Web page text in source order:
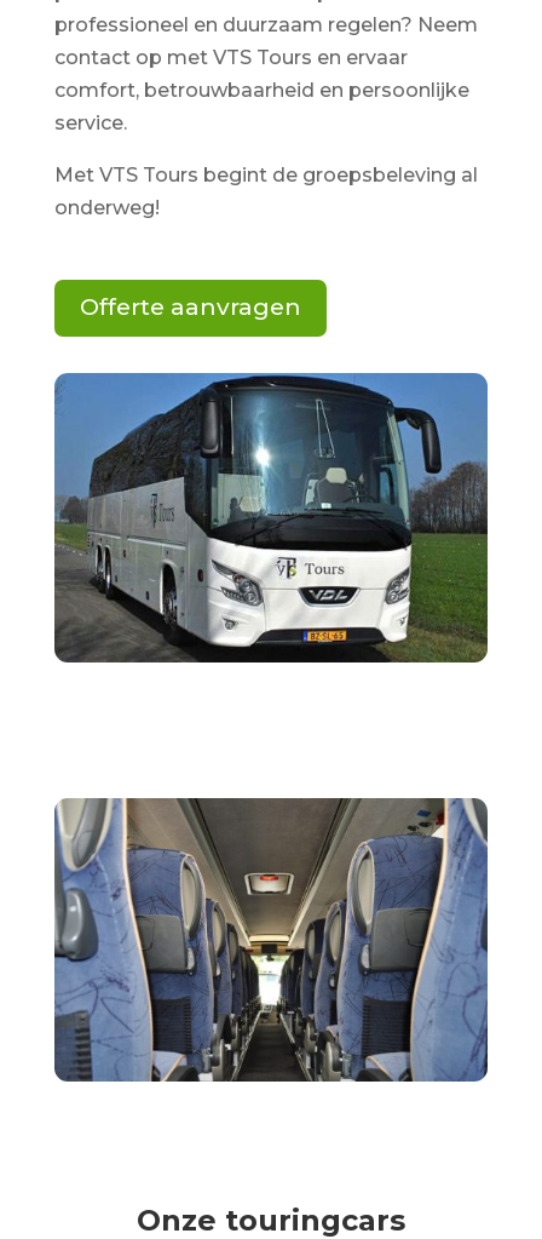
professioneel en duurzaam regelen? Neem
contact op met VTS Tours en ervaar
comfort, betrouwbaarheid en persoonlijke
service.
Met VTS Tours begint de groepsbeleving al
onderweg!
Offerte aanvragen
Onze touringcars